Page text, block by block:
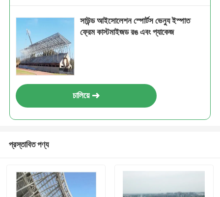
সাউন্ড আইসোলেশন স্পোর্টস ভেন্যু ইস্পাত
ফ্রেম কাস্টমাইজড রঙ এবং প্যাকেজ
চালিয়ে
প্রস্তাবিত পণ্য